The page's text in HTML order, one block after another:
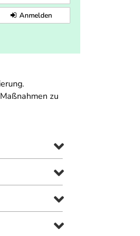
Anmelden
zu